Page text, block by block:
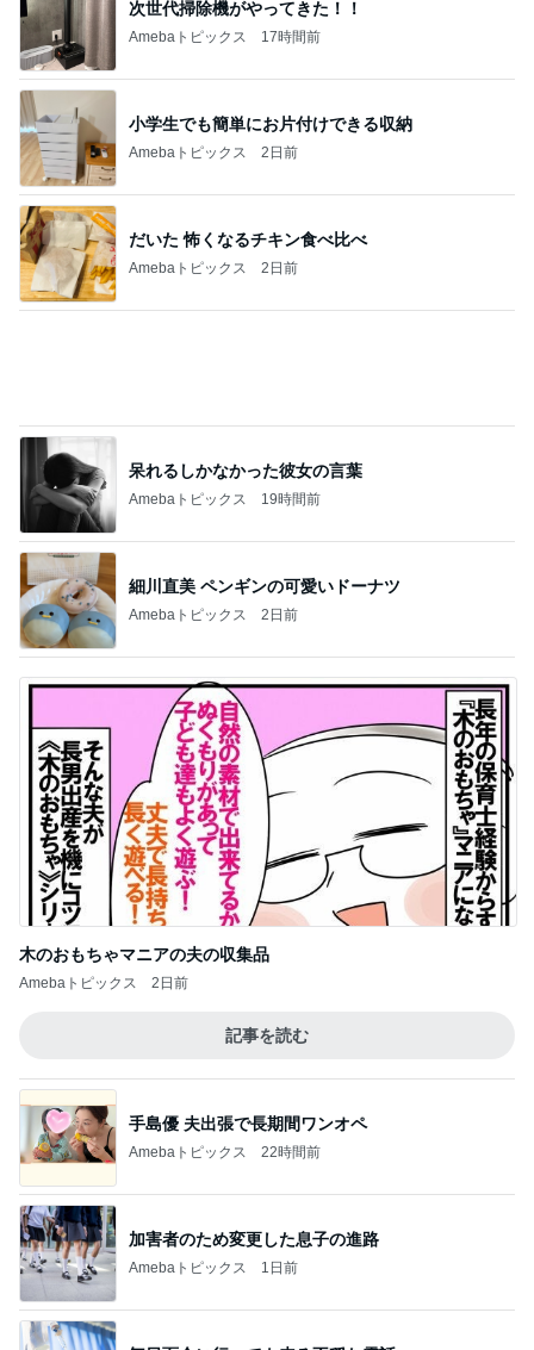
細川直美 ペンギンの可愛いドーナツ
Amebaトピックス
記事を読む
手島優 夫出張で長期間ワンオペ
Amebaトピックス 22時間前
加害者のため変更した息子の進路
Amebaトピックス
毎日面会に行っても来る不穏な電話
Amebaトピックス 2日前
秋まで使えるブラウンのマキシスカート